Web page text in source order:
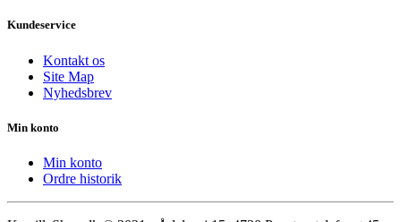
Kundeservice
Kontakt os
Site Map
Nyhedsbrev
Min konto
Min konto
Ordre historik